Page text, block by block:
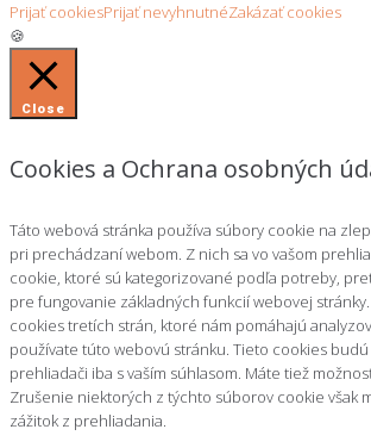
Prijať cookiesPrijať nevyhnutnéZakázať cookies
🍪
Close
Cookies a Ochrana osobných
Táto webová stránka používa súbory cookie na
pri prechádzaní webom. Z nich sa vo vašom
cookie, ktoré sú kategorizované podľa potreby,
pre fungovanie základných funkcií webovej
cookies tretích strán, ktoré nám pomáhajú
používate túto webovú stránku. Tieto cookies
prehliadači iba s vaším súhlasom. Máte tiež
Zrušenie niektorých z týchto súborov cookie však
zážitok z prehliadania.